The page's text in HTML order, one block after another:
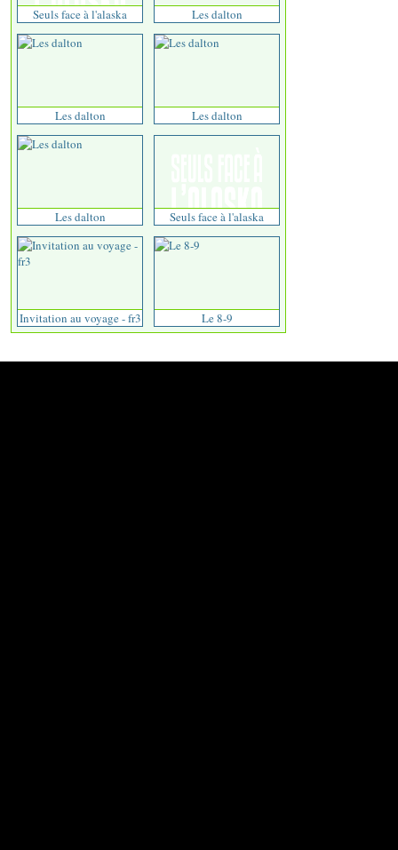
Seuls face à l'alaska Les dalton
Les dalton Les dalton
Les dalton Seuls face à l'alaska
Invitation au voyage - fr3 Le 8-9